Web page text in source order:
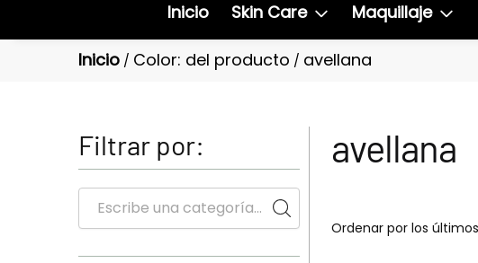
Inicio Skin Care Maquillaje
Inicio / Color: del producto / avellana
avellana
Filtrar por: